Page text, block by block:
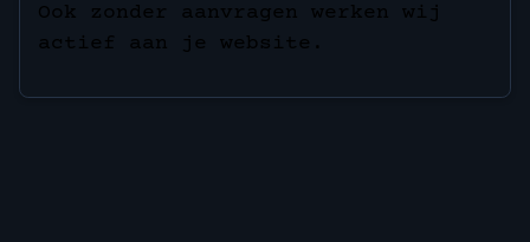
Ook zonder aanvragen werken wij
actief aan je website.